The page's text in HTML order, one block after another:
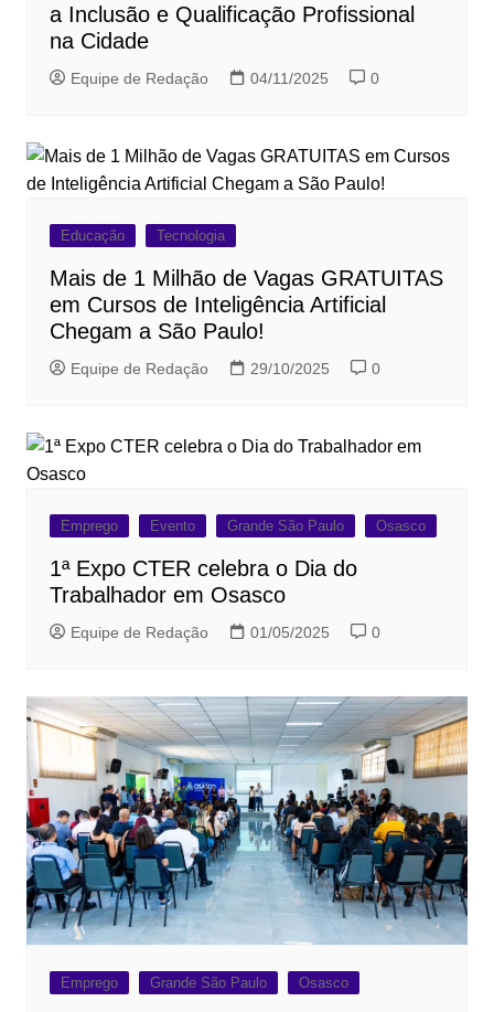
a Inclusão e Qualificação Profissional
na Cidade
Equipe de Redação 04/11/2025 0
Educação Tecnologia
Mais de 1 Milhão de Vagas GRATUITAS
em Cursos de Inteligência Artificial
Chegam a São Paulo!
Equipe de Redação 29/10/2025 0
Emprego Evento Grande São Paulo Osasco
1ª Expo CTER celebra o Dia do
Trabalhador em Osasco
Equipe de Redação 01/05/2025 0
Emprego Grande São Paulo Osasco